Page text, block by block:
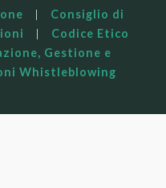
|
Consiglio di
|
Codice Etico
Gestione e
Whistleblowing